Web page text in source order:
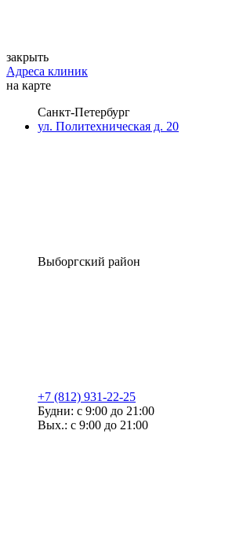
закрыть
Адреса клиник
на карте
Санкт-Петербург
ул. Политехническая д. 20
Выборгский район
+7 (812) 931-22-25
Будни: с 9:00 до 21:00
Вых.: с 9:00 до 21:00